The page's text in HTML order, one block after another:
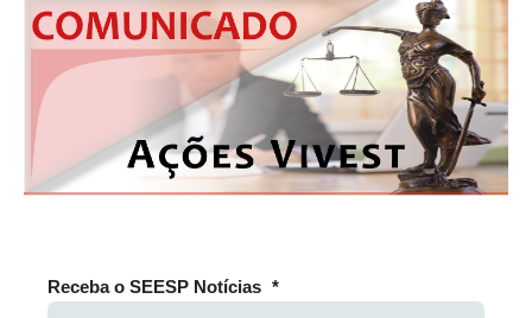
Receba o SEESP Notícias *